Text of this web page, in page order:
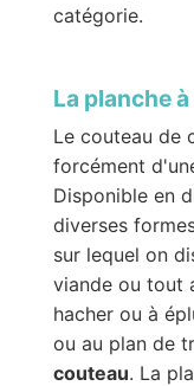
catégorie.
La planche
Le couteau de
forcément
Disponible en
diverses
sur lequel on
viande ou tout
hacher ou à
ou au plan de
couteau. La